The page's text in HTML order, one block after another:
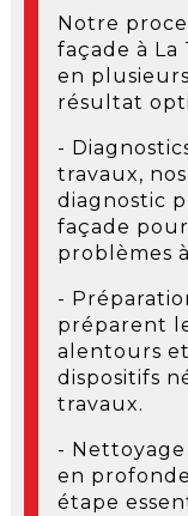
Notre
façade à
en
résultat
-
travaux,
diagnostic
façade
problèmes
-
préparent
alentours
dispositifs
travaux.
-
en
étape